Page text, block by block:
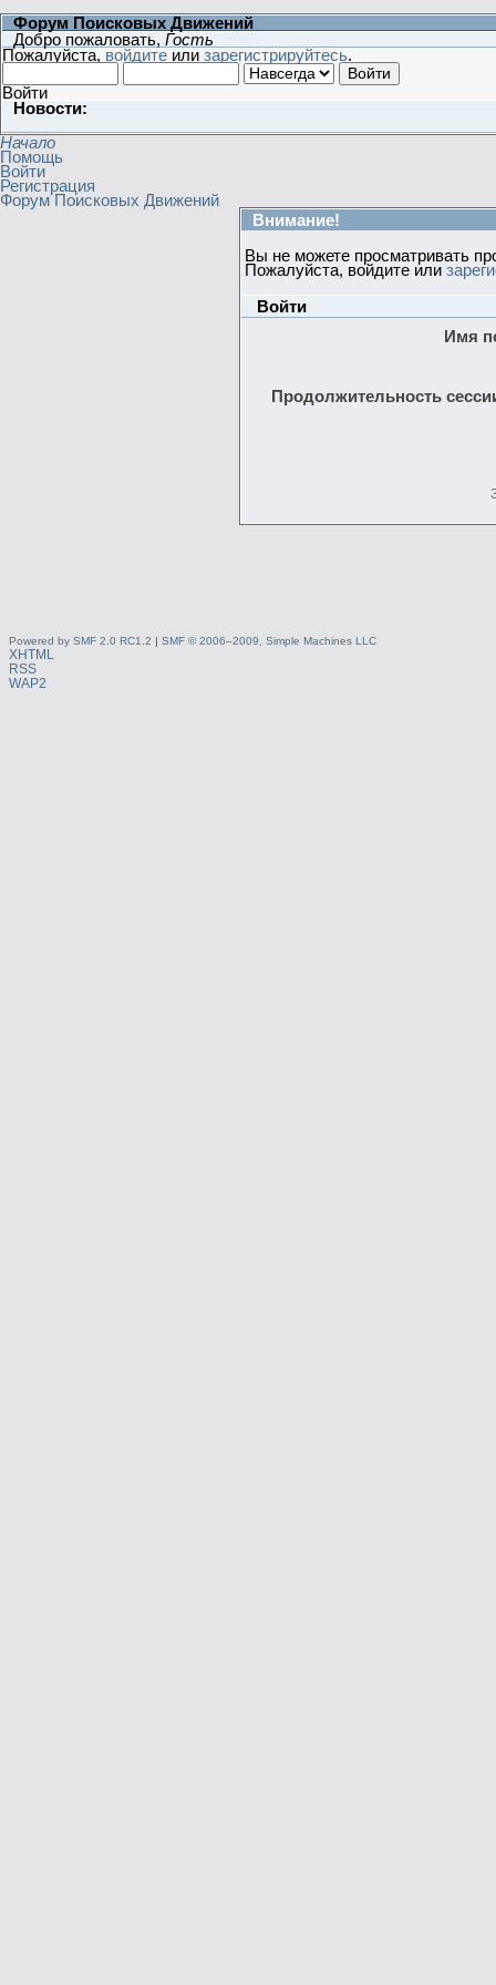
Форум Поисковых Движений
Добро пожаловать, Гость
Пожалуйста, войдите или зарегистрируйтесь.
Войти
Новости:
Начало
Помощь
Войти
Регистрация
Форум Поисковых Движений
Внимание!
Вы не можете просматривать
Пожалуйста, войдите или
Войти
Имя
Продолжительность
Powered by SMF 2.0 RC1.2 | SMF © 2006–2009, Simple Machines LLC
XHTML
RSS
WAP2